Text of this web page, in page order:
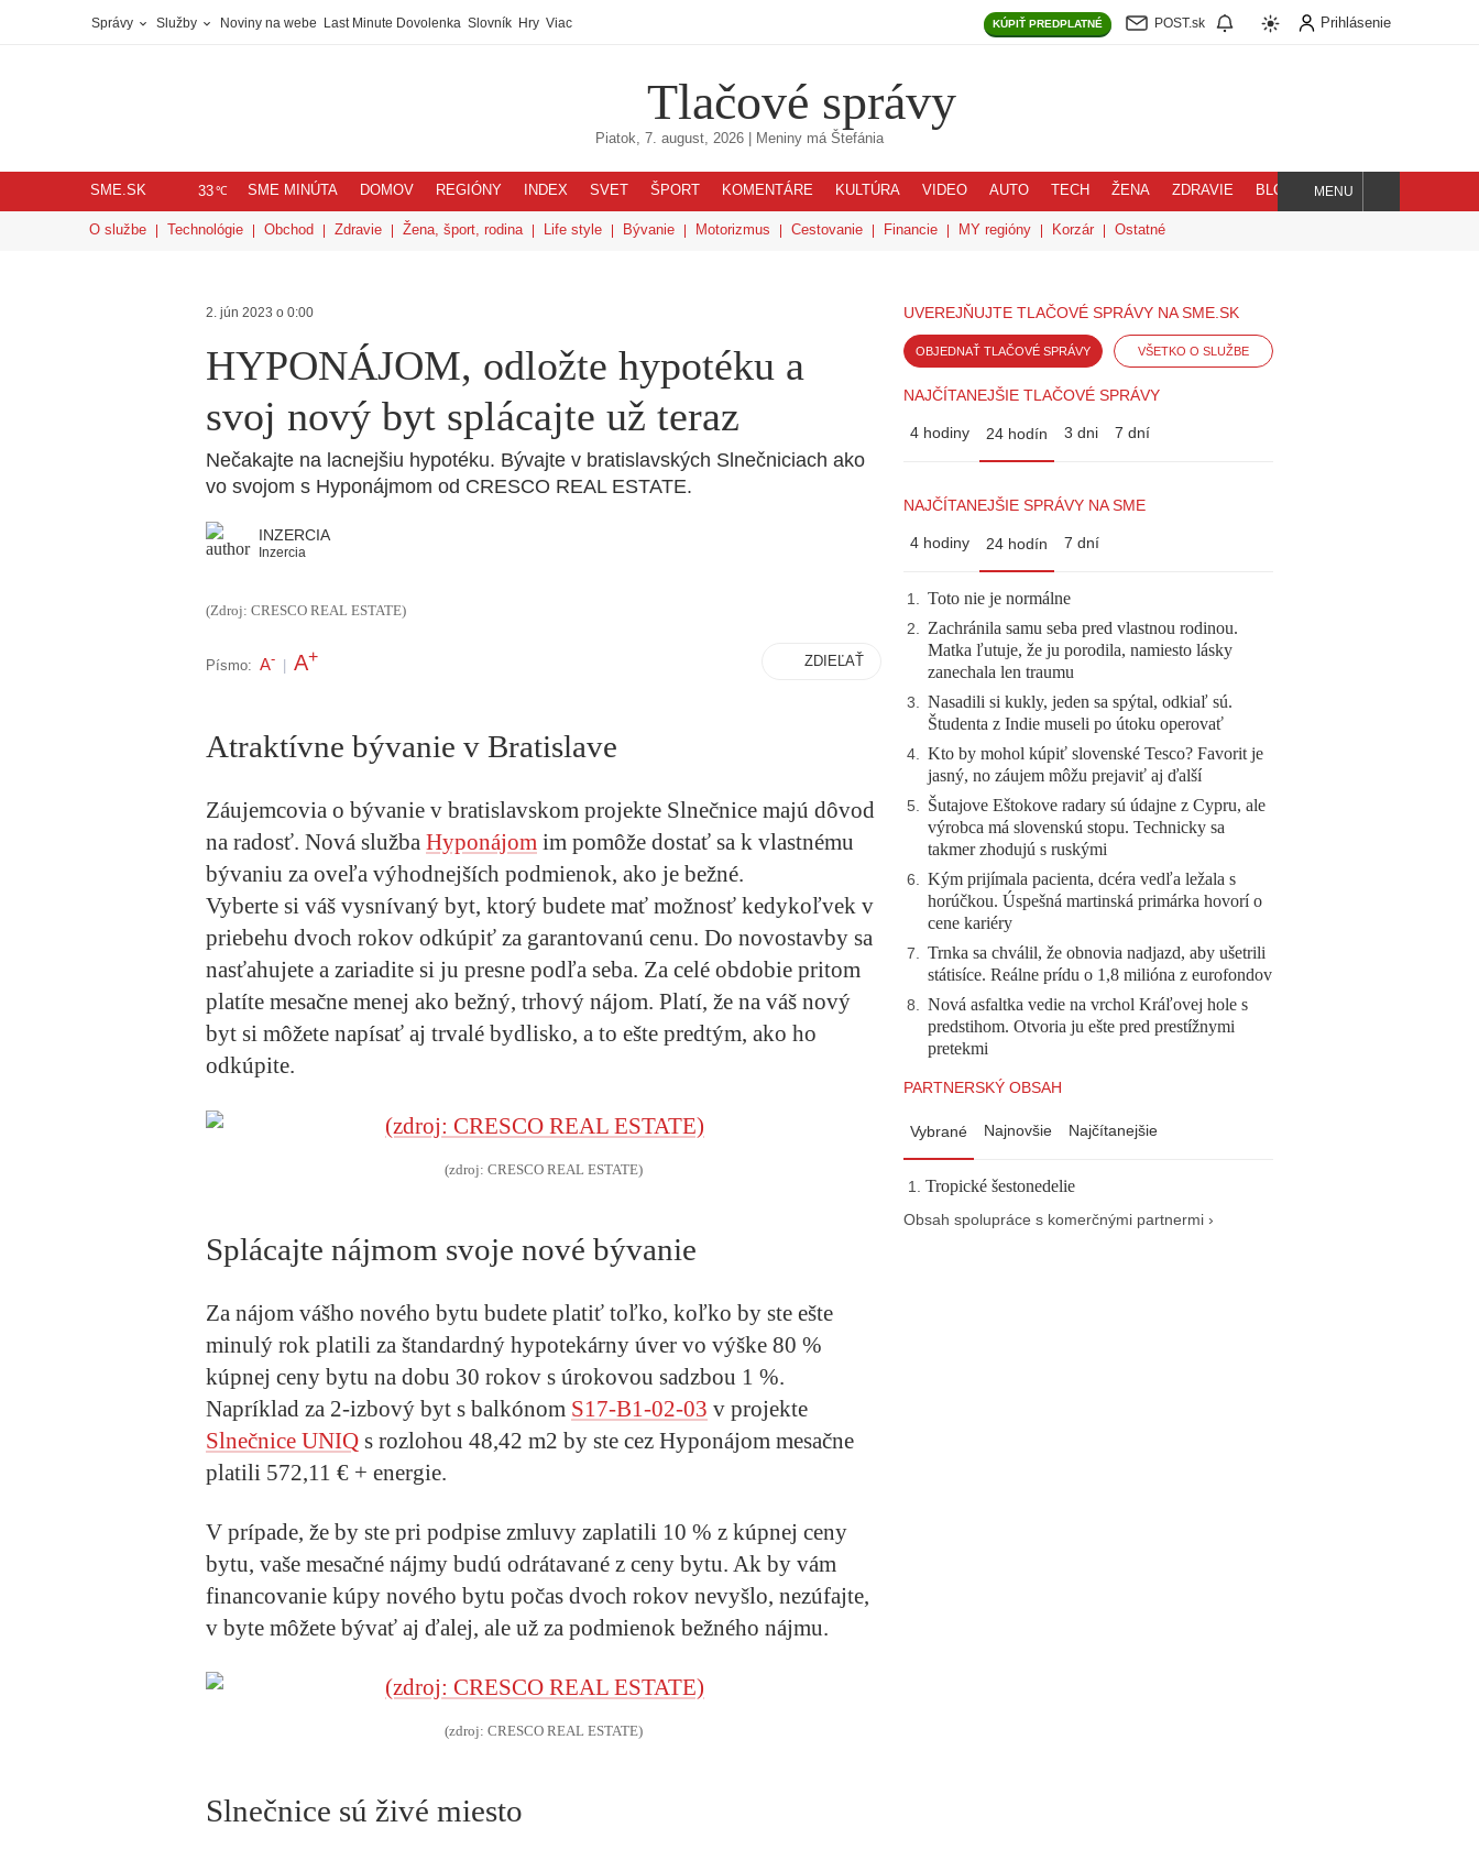
Správy Služby Noviny na webe Last Minute Dovolenka Slovník Hry Viac KÚPIŤ PREDPLATNÉ POST.sk Prihlásenie
Tlačové správy
Piatok, 7. august, 2026 | Meniny má Štefánia
SME.SK 33℃ SME MINÚTA DOMOV REGIÓNY INDEX SVET ŠPORT KOMENTÁRE KULTÚRA VIDEO AUTO TECH ŽENA ZDRAVIE BLOG
Hľadaj
MENU
O službe Technológie Obchod Zdravie Žena, šport, rodina Life style Bývanie Motorizmus Cestovanie Financie MY regióny Korzár Ostatné
2. jún 2023 o 0:00
HYPONÁJOM, odložte hypotéku a
svoj nový byt splácajte už teraz
Nečakajte na lacnejšiu hypotéku. Bývajte v bratislavských Slnečniciach ako
vo svojom s Hyponájmom od CRESCO REAL ESTATE.
INZERCIA
Inzercia
(Zdroj: CRESCO REAL ESTATE)
Písmo: A- A+ ZDIEĽAŤ
Atraktívne bývanie v Bratislave
Záujemcovia o bývanie v bratislavskom projekte Slnečnice majú dôvod
na radosť. Nová služba Hyponájom im pomôže dostať sa k vlastnému
bývaniu za oveľa výhodnejších podmienok, ako je bežné.
Vyberte si váš vysnívaný byt, ktorý budete mať možnosť kedykoľvek v
priebehu dvoch rokov odkúpiť za garantovanú cenu. Do novostavby sa
nasťahujete a zariadite si ju presne podľa seba. Za celé obdobie pritom
platíte mesačne menej ako bežný, trhový nájom. Platí, že na váš nový
byt si môžete napísať aj trvalé bydlisko, a to ešte predtým, ako ho
odkúpite.
(zdroj: CRESCO REAL ESTATE)
Splácajte nájmom svoje nové bývanie
Za nájom vášho nového bytu budete platiť toľko, koľko by ste ešte
minulý rok platili za štandardný hypotekárny úver vo výške 80 %
kúpnej ceny bytu na dobu 30 rokov s úrokovou sadzbou 1 %.
Napríklad za 2-izbový byt s balkónom S17-B1-02-03 v projekte
Slnečnice UNIQ s rozlohou 48,42 m2 by ste cez Hyponájom mesačne
platili 572,11 € + energie.
V prípade, že by ste pri podpise zmluvy zaplatili 10 % z kúpnej ceny
bytu, vaše mesačné nájmy budú odrátavané z ceny bytu. Ak by vám
financovanie kúpy nového bytu počas dvoch rokov nevyšlo, nezúfajte,
v byte môžete bývať aj ďalej, ale už za podmienok bežného nájmu.
(zdroj: CRESCO REAL ESTATE)
Slnečnice sú živé miesto
UVEREJŇUJTE TLAČOVÉ SPRÁVY NA SME.SK
OBJEDNAŤ TLAČOVÉ SPRÁVY VŠETKO O SLUŽBE
NAJČÍTANEJŠIE TLAČOVÉ SPRÁVY
4 hodiny 24 hodín 3 dni 7 dní
NAJČÍTANEJŠIE SPRÁVY NA SME
4 hodiny 24 hodín 7 dní
1. Toto nie je normálne
2. Zachránila samu seba pred vlastnou rodinou.
Matka ľutuje, že ju porodila, namiesto lásky
zanechala len traumu
3. Nasadili si kukly, jeden sa spýtal, odkiaľ sú.
Študenta z Indie museli po útoku operovať
4. Kto by mohol kúpiť slovenské Tesco? Favorit je
jasný, no záujem môžu prejaviť aj ďalší
5. Šutajove Eštokove radary sú údajne z Cypru, ale
výrobca má slovenskú stopu. Technicky sa
takmer zhodujú s ruskými
6. Kým prijímala pacienta, dcéra vedľa ležala s
horúčkou. Úspešná martinská primárka hovorí o
cene kariéry
7. Trnka sa chválil, že obnovia nadjazd, aby ušetrili
státisíce. Reálne prídu o 1,8 milióna z eurofondov
8. Nová asfaltka vedie na vrchol Kráľovej hole s
predstihom. Otvoria ju ešte pred prestížnymi
pretekmi
PARTNERSKÝ OBSAH
Vybrané Najnovšie Najčítanejšie
Tropické šestonedelie
Obsah spolupráce s komerčnými partnermi ›